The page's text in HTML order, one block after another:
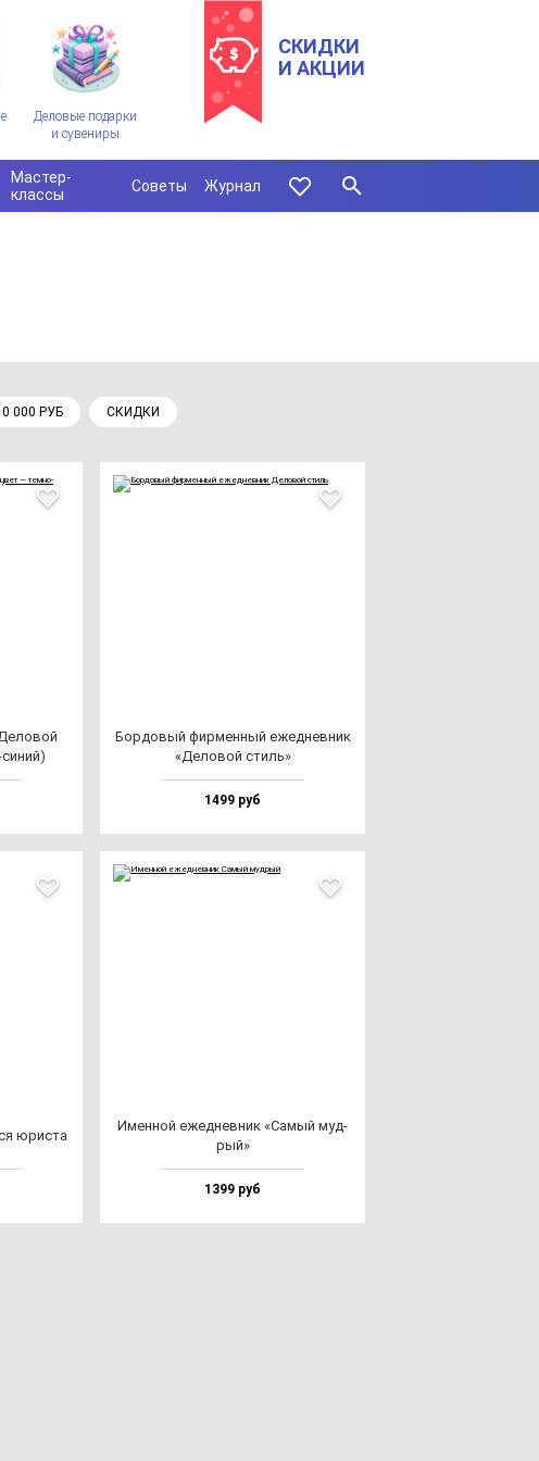
Деловые подарки
и сувениры
СКИДКИ
И АКЦИИ
Мастер-
классы
Советы Журнал
000 РУБ СКИДКИ
Бор­до­вый фир­мен­ный ежед­нев­ник
«Дело­вой стиль»
1499 руб
юрис­та
Имен­ной ежед­нев­ник «Самый муд­
рый»
1399 руб